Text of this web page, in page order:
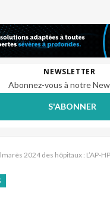
NEWSLETTER
Abonnez-vous à notre
S'ABONNER